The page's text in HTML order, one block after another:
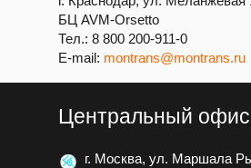
БЦ AVM-Orsetto
Тел.: 8 800 200-911-0
E-mail: montrans@montrans.ru
г. Москва, ул. Маршала
Центральный офис